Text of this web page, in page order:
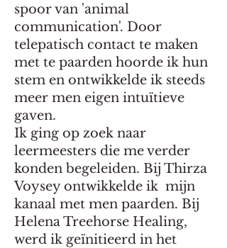
spoor van 'animal
communication'. Door
telepatisch contact te maken
met te paarden hoorde ik hun
stem en ontwikkelde ik steeds
meer men eigen intuïtieve
gaven.
Ik ging op zoek naar
leermeesters die me verder
konden begeleiden. Bij Thirza
Voysey ontwikkelde ik mijn
kanaal met men paarden. Bij
Helena Treehorse Healing,
werd ik geïnitieerd in het